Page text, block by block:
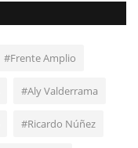
#Frente Amplio
#Aly Valderrama
#Ricardo Núñez